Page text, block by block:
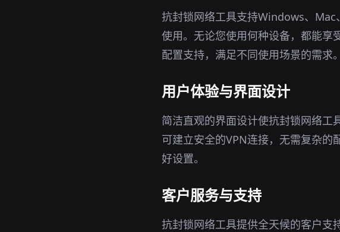
抗封锁网络工具支持Windows、
使用。无论您使用何种设备，都能
配置支持，满足不同使用场景的需求。
用户体验与界面设计
简洁直观的界面设计使抗封锁网络工
可建立安全的VPN连接，无需复杂的
好设置。
客户服务与支持
抗封锁网络工具提供全天候的客户支